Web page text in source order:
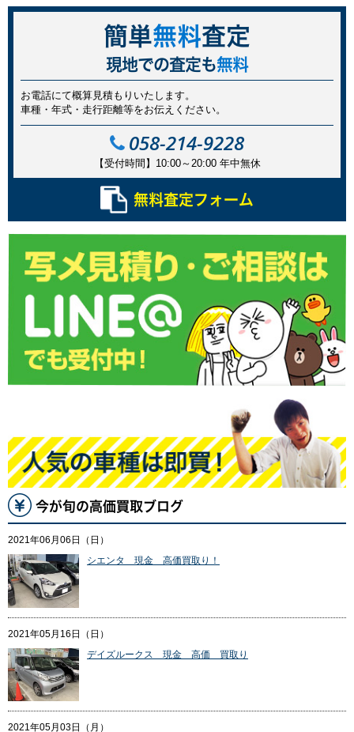
簡単無料査定
現地での査定も無料
お電話にて概算見積もりいたします。
車種・年式・走行距離等をお伝えください。
058-214-9228
【受付時間】10:00～20:00 年中無休
無料査定フォーム
今が旬の高価買取ブログ
2021年06月06日（日）
シエンタ 現金 高価買取り！
2021年05月16日（日）
デイズルークス 現金 高価 買取り
2021年05月03日（月）